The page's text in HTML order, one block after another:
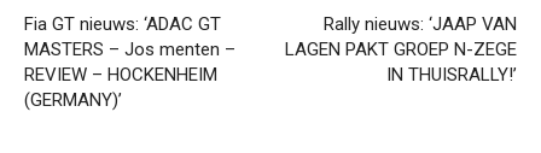
Fia GT nieuws: ‘ADAC GT
MASTERS – Jos menten –
REVIEW – HOCKENHEIM
(GERMANY)’
Rally nieuws: ‘JAAP VAN
LAGEN PAKT GROEP N-ZEGE
IN THUISRALLY!’